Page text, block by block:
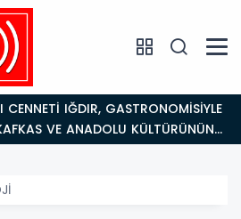
VE ANADOLU KÜLTÜRÜNÜN
NOKTASI